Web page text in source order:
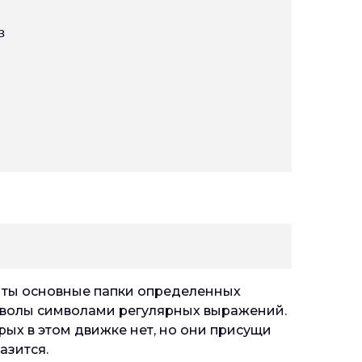
основные папки определенных
символами регулярных выражений.
в этом движке нет, но они присущи